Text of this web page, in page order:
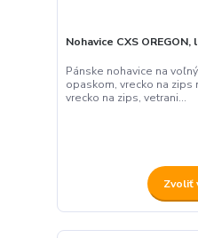
Nohavice CXS
Pánske nohavice na
opaskom, vrecko na zips
vrecko na zips, vetrani...
Zvoliť